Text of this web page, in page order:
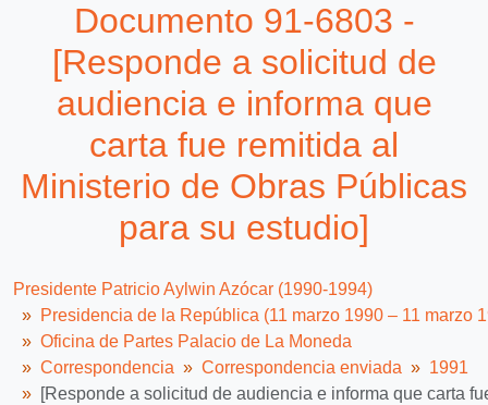
Documento 91-6748 - [Informa que carta fue remitida a diversas instituciones}
1581 más...
Documento 91-6803 -
[Responde a solicitud de
audiencia e informa que
carta fue remitida al
Ministerio de Obras Públicas
para su estudio]
Presidente Patricio Aylwin Azócar (1990-1994)
Presidencia de la República (11 marzo 1990 – 11 marzo
Oficina de Partes Palacio de La Moneda
Correspondencia
Correspondencia enviada
1991
[Responde a solicitud de audiencia e informa que carta